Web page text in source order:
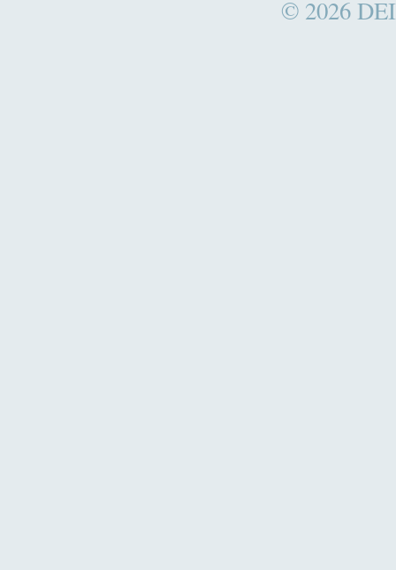
© 2026